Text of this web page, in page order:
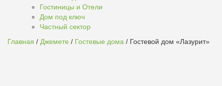
Гостиницы и Отели
Дом под ключ
Частный сектор
Главная / Джемете / Гостевые дома / Гостевой дом «Лазурит»